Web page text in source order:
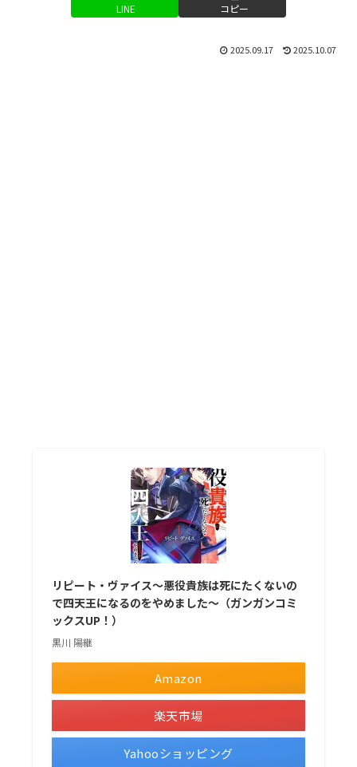
LINE コピー
2025.09.17 2025.10.07
リピート・ヴァイス～悪役貴族は死にたくないの
で四天王になるのをやめました～（ガンガンコミ
ックスUP！）
黒川 陽継
Amazon
楽天市場
Yahooショッピング